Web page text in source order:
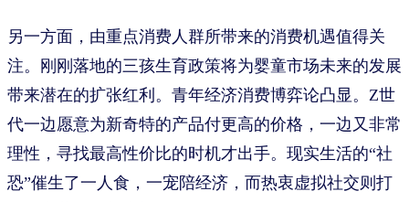
另一方面，由重点消费人群所带来的消费机遇值得关
注。刚刚落地的三孩生育政策将为婴童市场未来的发展
带来潜在的扩张红利。青年经济消费博弈论凸显。Z世
代一边愿意为新奇特的产品付更高的价格，一边又非常
理性，寻找最高性价比的时机才出手。现实生活的“社
恐”催生了一人食，一宠陪经济，而热衷虚拟社交则打